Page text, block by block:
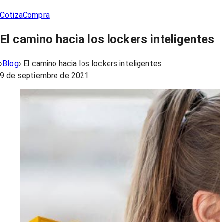
CotizaCompra
El camino hacia los lockers inteligentes
› Blog› El camino hacia los lockers inteligentes
9 de septiembre de 2021